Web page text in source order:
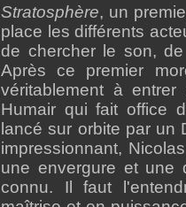
Stratosphère, un
place les différents
de chercher le son, de
Après ce premier
véritablement à
Humair qui fait office
lancé sur orbite par un
impressionnant,
une envergure et une
connu. Il faut